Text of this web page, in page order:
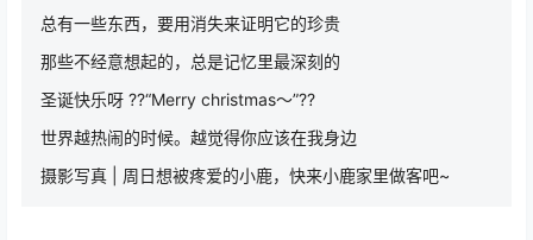
总有一些东西，要用消失来证明它的珍贵
那些不经意想起的，总是记忆里最深刻的
圣诞快乐呀 ??“Merry christmas～”??
世界越热闹的时候。越觉得你应该在我身边
摄影写真 | 周日想被疼爱的小鹿，快来小鹿家里做客吧~